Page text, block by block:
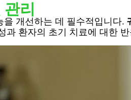
리
개선하는 데 필수적입니다.
환자의 초기 치료에 대한